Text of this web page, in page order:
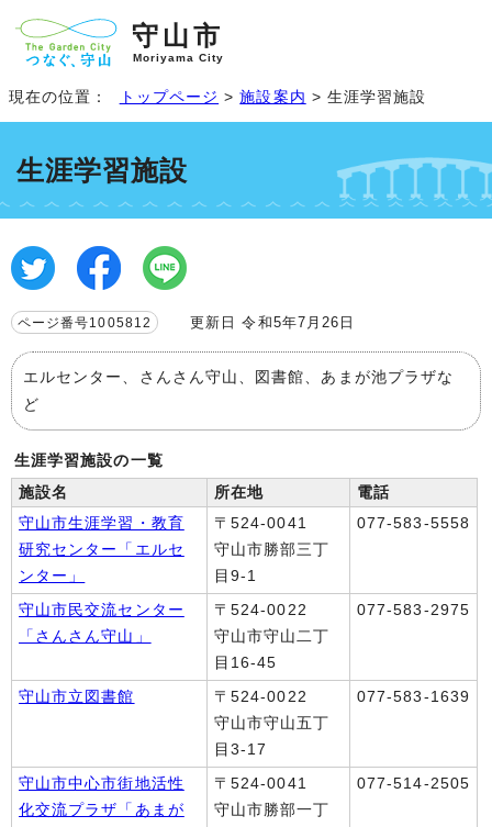
守山市
Moriyama City
現在の位置： トップページ >施設案内 > 生涯学習施設
生涯学習施設
ページ番号1005812 更新日 令和5年7月26日
エルセンター、さんさん守山、図書館、あまが池プラザな
ど
生涯学習施設の一覧
施設名 所在地
電話
守山市生涯学習・教育
研究センター「エルセ
ンター」
〒524-0041
守山市勝部三丁
目9-1
077-583-5558
守山市民交流センター
「さんさん守山」
〒524-0022
守山市守山二丁
目16-45
077-583-2975
守山市立図書館
〒524-0022
守山市守山五丁
目3-17
077-583-1639
守山市中心市街地活性
化交流プラザ「あまが
〒524-0041
守山市勝部一丁
077-514-2505